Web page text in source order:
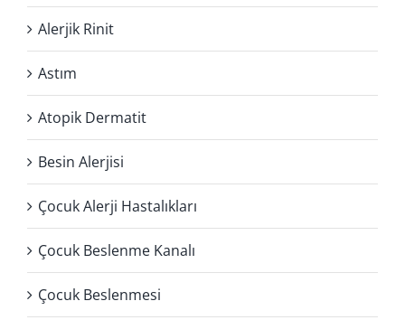
Alerjik Rinit
Astım
Atopik Dermatit
Besin Alerjisi
Çocuk Alerji Hastalıkları
Çocuk Beslenme Kanalı
Çocuk Beslenmesi